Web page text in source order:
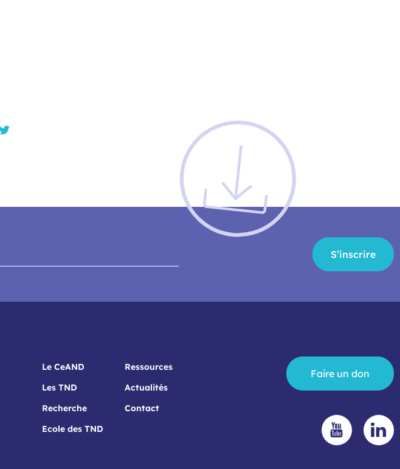
S’inscrire
Le CeAND
Les TND
Recherche
Ecole des TND
Ressources
Actualités
Contact
Faire un don